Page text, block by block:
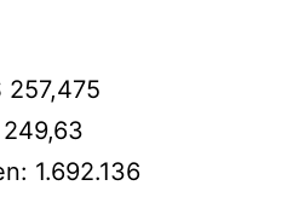
1.692.136